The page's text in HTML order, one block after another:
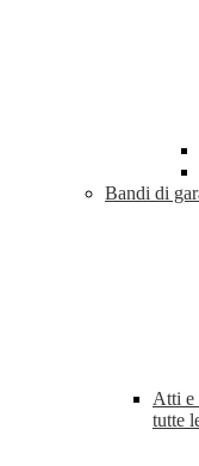
Bandi di
Atti e
tutte